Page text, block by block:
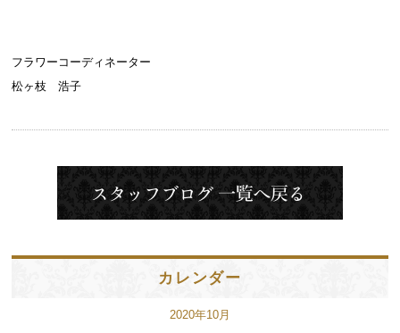
フラワーコーディネーター
松ヶ枝 浩子
カレンダー
2020年10月